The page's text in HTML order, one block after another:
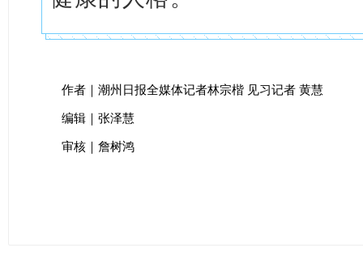
作者｜潮州日报全媒体记者林宗楷 见习记者 黄慧
编辑｜张泽慧
审核｜詹树鸿